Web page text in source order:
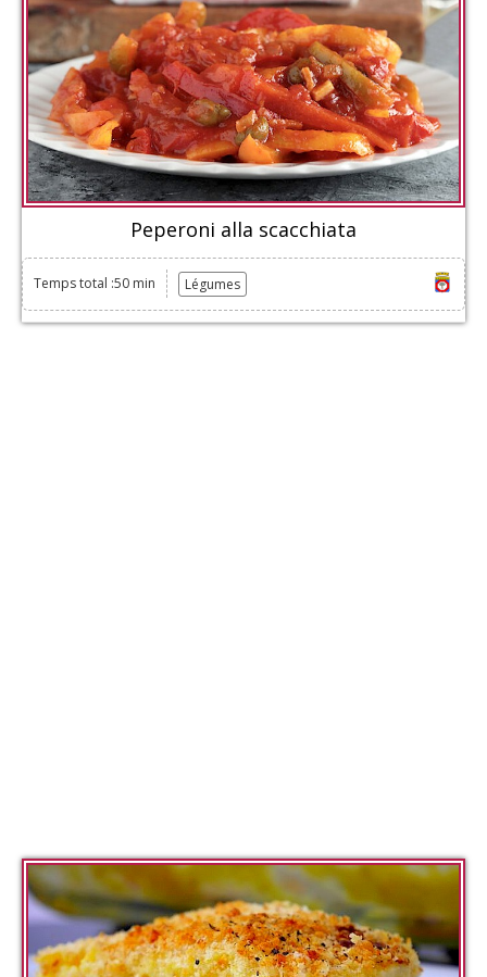
Peperoni alla scacchiata
Temps total :50 min Légumes